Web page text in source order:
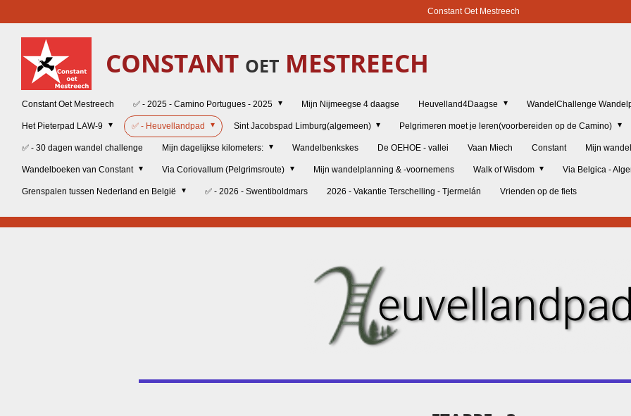
hoofdinhoud
Constant Oet Mestreech
CONSTANT OET MESTREECH
Constant Oet Mestreech ✅ - 2025 - Camino Portugues - 2025 Mijn Nijmeegse 4 daagse Heuvelland4Daagse WandelChallenge
Het Pieterpad LAW-9 ✅ - Heuvellandpad Sint Jacobspad Limburg(algemeen) Pelgrimeren moet je leren(voorbereiden op de Camino)
✅ - 30 dagen wandel challenge Mijn dagelijkse kilometers: Wandelbenkskes De OEHOE - vallei Vaan Miech Constant Mijn
Wandelboeken van Constant Via Coriovallum (Pelgrimsroute) Mijn wandelplanning & -voornemens Walk of Wisdom Via Belgica -
Grenspalen tussen Nederland en België ✅ - 2026 - Swentiboldmars 2026 - Vakantie Terschelling - Tjermelán Vrienden op de fiets